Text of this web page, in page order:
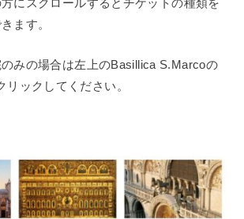
にスクロールするとチケットの種類を
ます。
みの場合は左上のBasillica S.Marcoの
リックしてください。